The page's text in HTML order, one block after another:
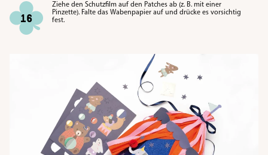
Ziehe den Schutzfilm auf den Patches ab (z. B. mit einer
Pinzette). Falte das Wabenpapier auf und drücke es vorsichtig
fest.